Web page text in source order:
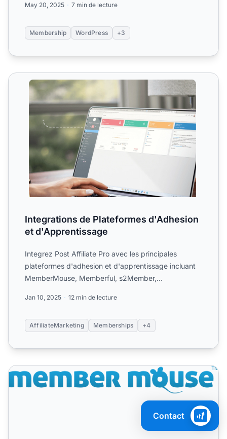
May 20, 2025 7 min de lecture
Membership WordPress +3
Integrations de Plateformes d'Adhesion et
Integrations de Plateformes d'Adhesion
et d'Apprentissage
Integrez Post Affiliate Pro avec les principales
plateformes d'adhesion et d'apprentissage incluant
MemberMouse, Memberful, s2Member,
Jan 10, 2025 12 min de lecture
AffiliateMarketing Memberships +4
MemberMouse
Contact